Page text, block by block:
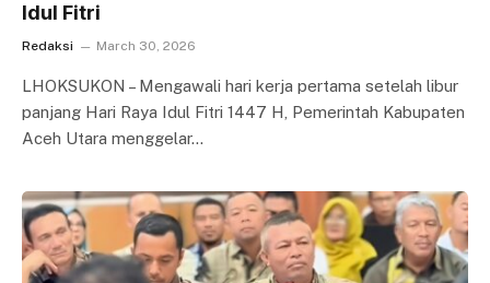
Idul Fitri
Redaksi March 30, 2026
LHOKSUKON – Mengawali hari kerja pertama setelah libur
panjang Hari Raya Idul Fitri 1447 H, Pemerintah Kabupaten
Aceh Utara menggelar…